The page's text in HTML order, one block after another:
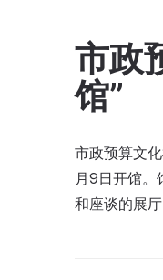
市政
馆”
市政预算文
月9日开馆。
和座谈的展